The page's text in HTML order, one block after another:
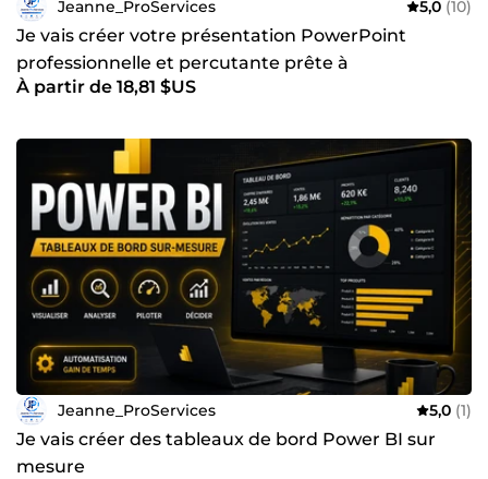
aujourd’hui pour discuter de votre projet. Je serai ravie de
vous proposer une solution personnalisée, efficace et
abordable. ✨ Jeanne_ProServices — L’expertise accessible
à tous.
Jeanne_ProServices 5,0 (10)
Je vais créer votre présentation PowerPoint
professionnelle et percutante prête à
impressionner
À partir de 18,81 $US
Jeanne_ProServices 5,0 (1)
Je vais créer des tableaux de bord Power BI sur
mesure